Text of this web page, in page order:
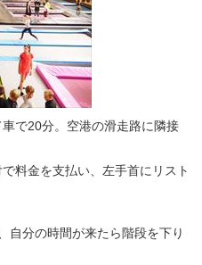
で20分。空港の滑走路に隣接
料金を支払い、左手首にリスト
自分の時間が来たら階段を下り